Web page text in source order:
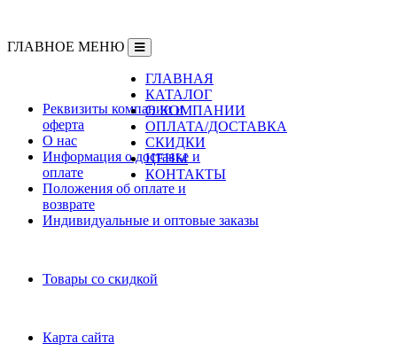
ГЛАВНОЕ МЕНЮ
ГЛАВНАЯ
КАТАЛОГ
О КОМПАНИИ
ОПЛАТА/ДОСТАВКА
СКИДКИ
ЦЕНЫ
КОНТАКТЫ
Реквизиты компании и
оферта
О нас
Информация о доставке и
оплате
Положения об оплате и
возврате
Индивидуальные и оптовые заказы
Товары со скидкой
Карта сайта